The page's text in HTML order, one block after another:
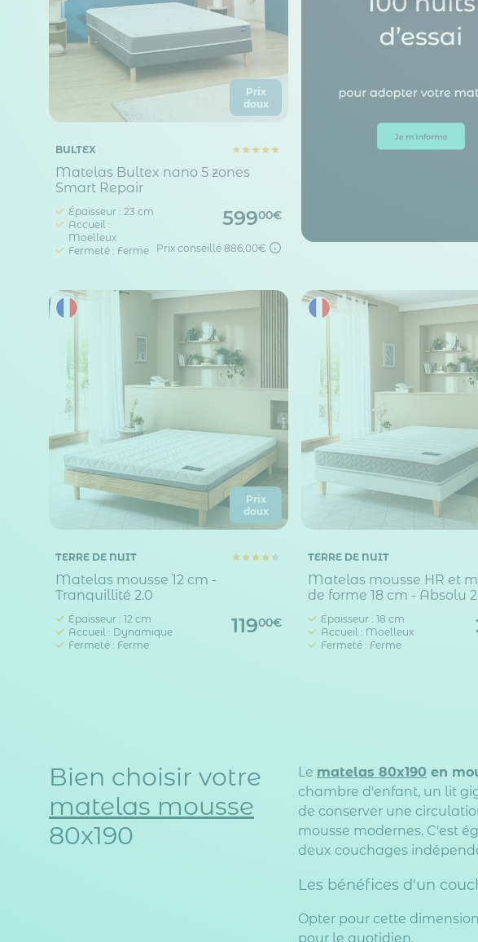
Axeptio consent
Plateforme de
Notre
Prix
doux
BULTEX
Matelas Bultex nano 5 zones
Smart Repair
Épaisseur : 23 cm
Accueil :
Moelleux
Fermeté : Ferme
59900€
Prix conseillé 886,00€
Prix
doux
TERRE DE NUIT
Matelas mousse 12 cm -
Tranquillité 2.0
Épaisseur : 12 cm
Accueil : Dynamique
Fermeté : Ferme
11900€
TERRE DE NUIT
Matelas mousse HR et
de forme 18 cm - Absolu
Épaisseur : 18 cm
Accueil : Moelleux
Fermeté : Ferme
Bien choisir votre
matelas mousse
80x190
Le matelas 80x190 en
chambre d'enfant, un lit
de conserver une
mousse modernes. C'est
deux couchages
Les bénéfices d'un
Opter pour cette
pour le quotidien.